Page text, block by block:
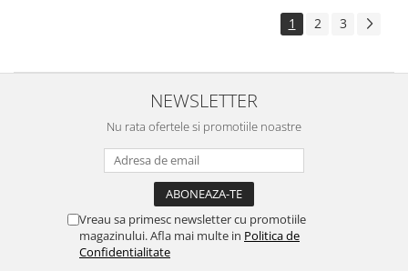
1 2 3
NEWSLETTER
Nu rata ofertele si promotiile noastre
Vreau sa primesc newsletter cu promotiile
magazinului. Afla mai multe in Politica de
Confidentialitate